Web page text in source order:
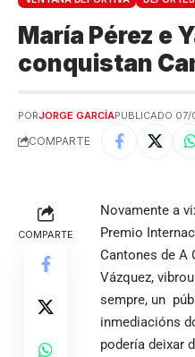
María Pérez e
conquistan
PORJORGE GARCÍAPUBLICADO
COMPARTE
COMPARTE
Novamente a
Premio
Cantones de A
Vázquez,
sempre, un
inmediacións
podería deixar